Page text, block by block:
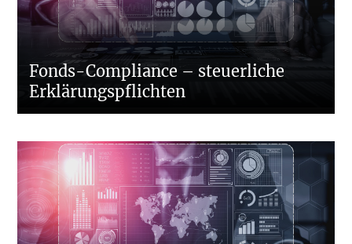
Fonds-Compliance – steuerliche
Erklärungspflichten